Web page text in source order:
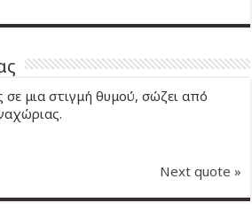
μια στιγμή θυμού, σώζει από
Next quote »